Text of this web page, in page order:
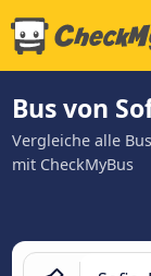
Bus von
Vergleiche alle
mit CheckMyBus